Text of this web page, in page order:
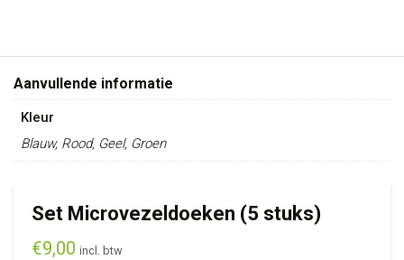
Aanvullende informatie
Kleur
Blauw, Rood, Geel, Groen
Set Microvezeldoeken (5 stuks)
€9,00 incl. btw